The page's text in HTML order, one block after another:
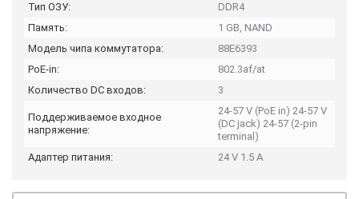
Тип ОЗУ:
DDR4
Память:
1 GB, NAND
Модель чипа коммутатора:
88E6393
PoE-in:
802.3af/at
Количество DC входов:
3
Поддерживаемое входное
напряжение:
24-57 V (PoE in) 24-57 V
(DC jack) 24-57 (2-pin
terminal)
Адаптер питания:
24 V 1.5 A